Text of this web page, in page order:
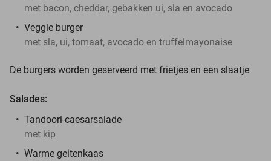
met bacon, cheddar, gebakken ui, sla en avocado
Veggie burger
met sla, ui, tomaat, avocado en truffelmayonaise
De burgers worden geserveerd met frietjes en een slaatje
Salades:
Tandoori-caesarsalade
met kip
Warme geitenkaas